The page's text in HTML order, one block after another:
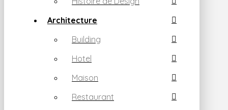
Architecture
Building
Hotel
Maison
Restaurant